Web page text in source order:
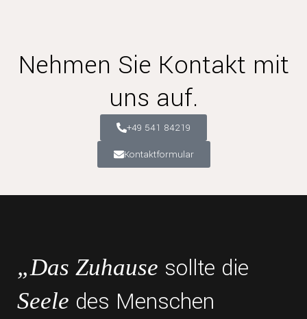
Nehmen Sie Kontakt mit
uns auf.
+49 541 84219
Kontaktformular
„Das Zuhause sollte die
Seele des Menschen